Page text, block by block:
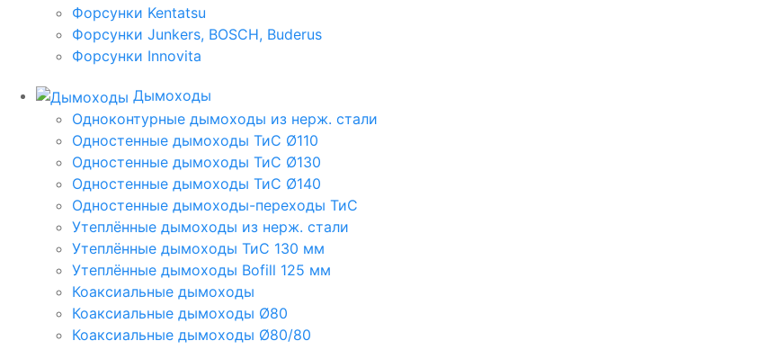
Форсунки Kentatsu
Форсунки Junkers, BOSCH, Buderus
Форсунки Innovita
Дымоходы
Одноконтурные дымоходы из нерж. стали
Одностенные дымоходы ТиС Ø110
Одностенные дымоходы ТиС Ø130
Одностенные дымоходы ТиС Ø140
Одностенные дымоходы-переходы ТиС
Утеплённые дымоходы из нерж. стали
Утеплённые дымоходы ТиС 130 мм
Утеплённые дымоходы Bofill 125 мм
Коаксиальные дымоходы
Коаксиальные дымоходы Ø80
Коаксиальные дымоходы Ø80/80